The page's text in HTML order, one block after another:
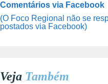
Comentários via Facebook
(O Foco Regional não se
postados via Facebook)
Veja Também